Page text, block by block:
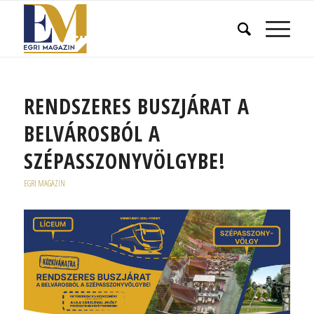
RENDSZERES BUSZJÁRAT A
BELVÁROSBÓL A
SZÉPASSZONYVÖLGYBE!
EGRI MAGAZIN